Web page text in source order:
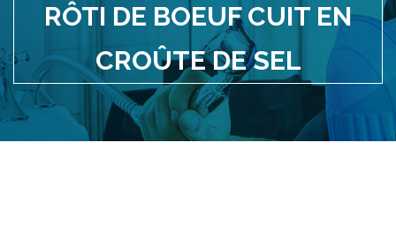
RÔTI DE BOEUF CUIT EN
CROÛTE DE SEL